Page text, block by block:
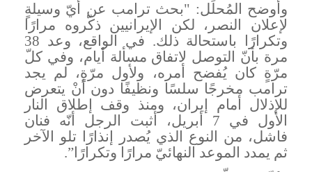
وأوضح المُحلِّل: "بحث ترامب عن أيّ وسيلةٍ
لإعلان النصر، لكن الإيرانيين ذكّروه مرارًا
وتكرارًا باستحالة ذلك. في الواقع، وعد 38
مرة بأنّ التوصل لاتفاق مسألة أيام، وفي كلّ
مرّةٍ كان يُفضح أمره، ولأول مرّةٍ، لم يجد
ترامب مخرجًا سلسًا ونظيفًا دون أنْ يتعرض
للإذلال أمام إيران، ومنذ وقف إطلاق النار
الأول في 7 أبريل، أثبت الرجل أنّه فنان
فاشل، من النوع الذي يُصدر إنذارًا تلو الآخر
ثم يمدد الموعد النهائيّ مرارًا وتكرارًا ”.